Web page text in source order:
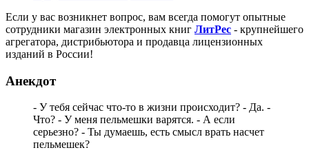
Если у вас возникнет вопрос, вам всегда помогут опытные
сотрудники магазин электронных книг ЛитPec - крупнейшего
агрегатора, дистрибьютора и продавца лицензионных
изданий в России!
Анекдот
- У тебя сейчас что-то в жизни происходит? - Да. -
Что? - У меня пельмешки варятся. - А если
серьезно? - Ты думаешь, есть смысл врать насчет
пельмешек?